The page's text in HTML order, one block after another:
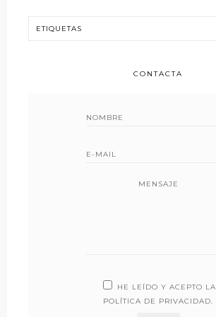
CONTACTA
MENSAJE
HE LEÍDO Y ACEPTO LA
POLÍTICA DE PRIVACIDAD